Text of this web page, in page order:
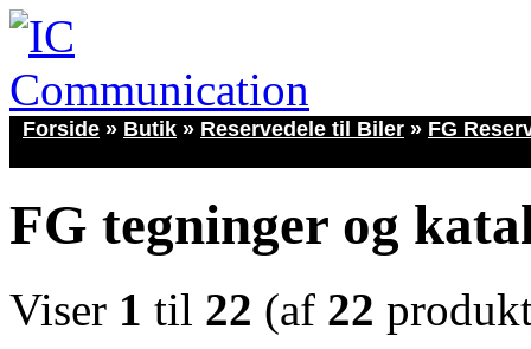
Forside » Butik » Reservedele til Biler » FG
FG tegninger og
Viser 1 til 22 (af 22